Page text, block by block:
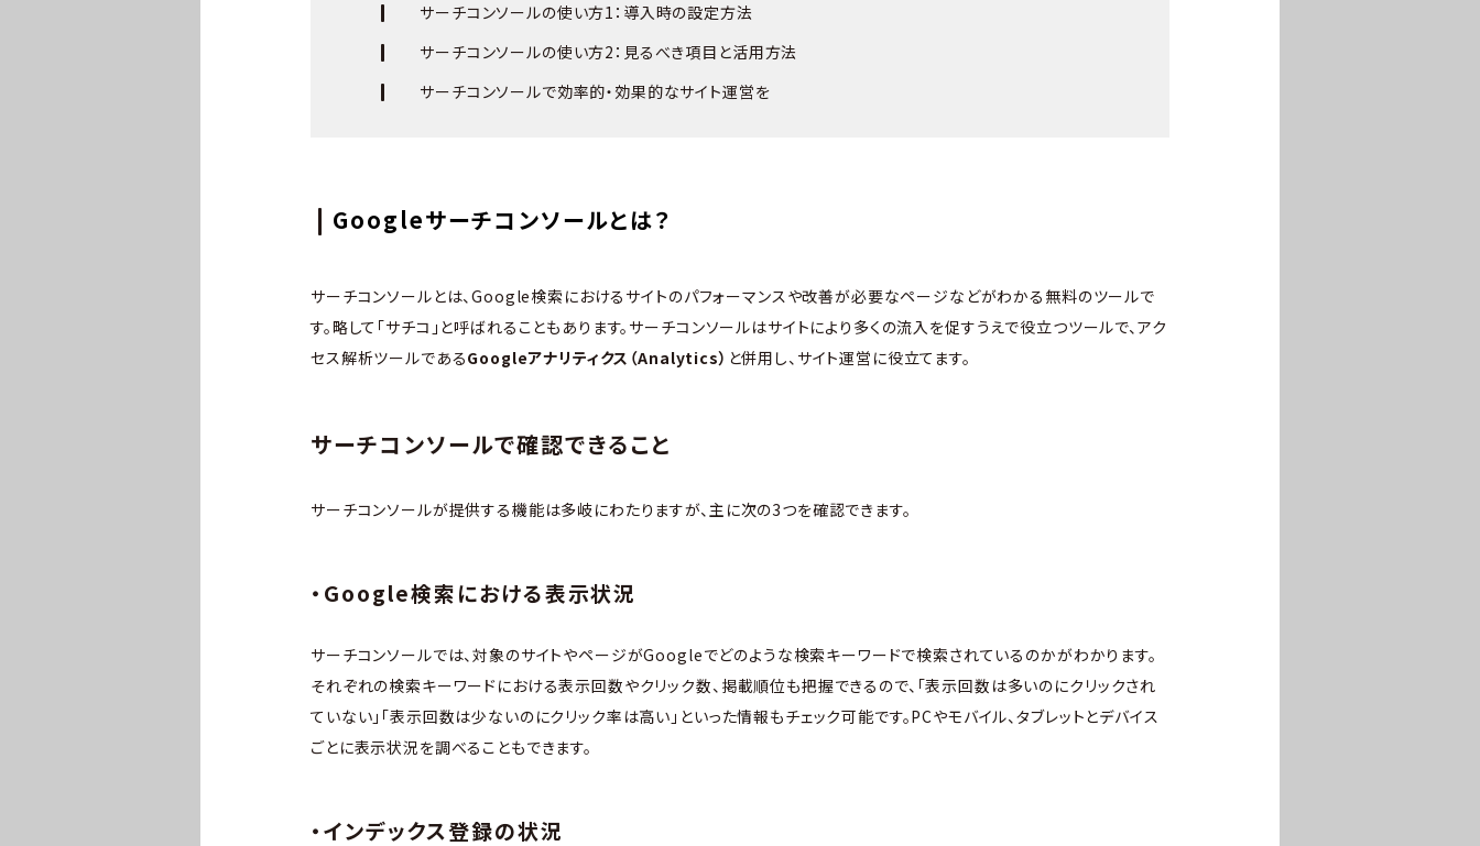
サーチコンソールの使い方1：導入時の設定方法
サーチコンソールの使い方2：見るべき項目と活用方法
サーチコンソールで効率的・効果的なサイト運営を
Googleサーチコンソールとは？
サーチコンソールとは、Google検索におけるサイトのパフォーマンスや改善が必要なページなどがわかる無料のツールで
す。略して「サチコ」と呼ばれることもあります。サーチコンソールはサイトにより多くの流入を促すうえで役立つツールで、アク
セス解析ツールであるGoogleアナリティクス（Analytics） と併用し、サイト運営に役立てます。
サーチコンソールで確認できること
サーチコンソールが提供する機能は多岐にわたりますが、主に次の3つを確認できます。
・Google検索における表示状況
サーチコンソールでは、対象のサイトやページがGoogleでどのような検索キーワードで検索されているのかがわかります。
それぞれの検索キーワードにおける表示回数やクリック数、掲載順位も把握できるので、「表示回数は多いのにクリックされ
ていない」「表示回数は少ないのにクリック率は高い」といった情報もチェック可能です。PCやモバイル、タブレットとデバイス
ごとに表示状況を調べることもできます。
・インデックス登録の状況